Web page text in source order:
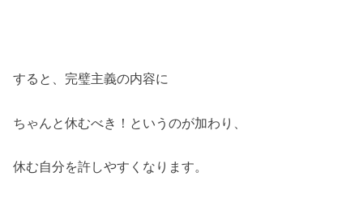
すると、完璧主義の内容に
ちゃんと休むべき！というのが加わり、
休む自分を許しやすくなります。